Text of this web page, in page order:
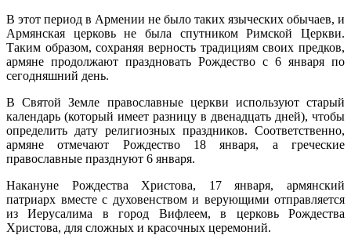
В этот период в Армении не было таких языческих обычаев, и
Армянская церковь не была спутником Римской Церкви.
Таким образом, сохраняя верность традициям своих предков,
армяне продолжают праздновать Рождество с 6 января по
сегодняшний день.
В Святой Земле православные церкви используют старый
календарь (который имеет разницу в двенадцать дней), чтобы
определить дату религиозных праздников. Соответственно,
армяне отмечают Рождество 18 января, а греческие
православные празднуют 6 января.
Накануне Рождества Христова, 17 января, армянский
патриарх вместе с духовенством и верующими отправляется
из Иерусалима в город Вифлеем, в церковь Рождества
Христова, для сложных и красочных церемоний.